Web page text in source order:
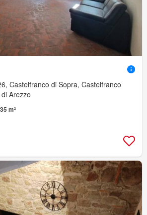
Castelfranco di Sopra, Castelfranco
Arezzo
m²